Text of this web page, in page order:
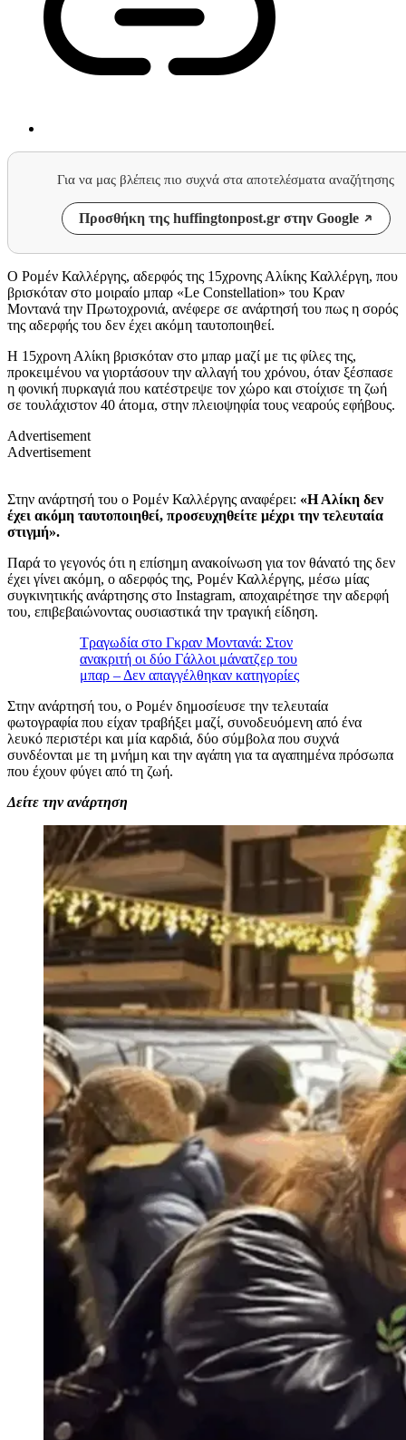
Για να μας βλέπεις πιο συχνά στα αποτελέσματα αναζήτησης
Προσθήκη της huffingtonpost.gr στην Google
Ο Ρομέν Καλλέργης, αδερφός της 15χρονης Αλίκης Καλλέργη, που
βρισκόταν στο μοιραίο μπαρ «Le Constellation» του Κραν
Μοντανά την Πρωτοχρονιά, ανέφερε σε ανάρτησή του πως η σορός
της αδερφής του δεν έχει ακόμη ταυτοποιηθεί.
Η 15χρονη Αλίκη βρισκόταν στο μπαρ μαζί με τις φίλες της,
προκειμένου να γιορτάσουν την αλλαγή του χρόνου, όταν ξέσπασε
η φονική πυρκαγιά που κατέστρεψε τον χώρο και στοίχισε τη ζωή
σε τουλάχιστον 40 άτομα, στην πλειοψηφία τους νεαρούς εφήβους.
Advertisement
Advertisement
Στην ανάρτησή του ο Ρομέν Καλλέργης αναφέρει: «Η Αλίκη δεν
έχει ακόμη ταυτοποιηθεί, προσευχηθείτε μέχρι την τελευταία
στιγμή».
Παρά το γεγονός ότι η επίσημη ανακοίνωση για τον θάνατό της δεν
έχει γίνει ακόμη, ο αδερφός της, Ρομέν Καλλέργης, μέσω μίας
συγκινητικής ανάρτησης στο Instagram, αποχαιρέτησε την αδερφή
του, επιβεβαιώνοντας ουσιαστικά την τραγική είδηση.
Τραγωδία στο Γκραν Μοντανά: Στον
ανακριτή οι δύο Γάλλοι μάνατζερ του
μπαρ – Δεν απαγγέλθηκαν κατηγορίες
Στην ανάρτησή του, ο Ρομέν δημοσίευσε την τελευταία
φωτογραφία που είχαν τραβήξει μαζί, συνοδευόμενη από ένα
λευκό περιστέρι και μία καρδιά, δύο σύμβολα που συχνά
συνδέονται με τη μνήμη και την αγάπη για τα αγαπημένα πρόσωπα
που έχουν φύγει από τη ζωή.
Δείτε την ανάρτηση